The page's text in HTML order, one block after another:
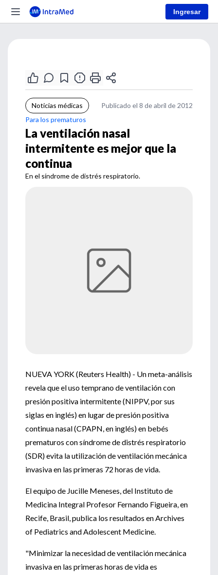
Ingresar
Noticias médicas
Publicado el 8 de abril de 2012
Para los prematuros
La ventilación nasal
intermitente es mejor que la
continua
En el síndrome de distrés respiratorio.
NUEVA YORK (Reuters Health) - Un meta-análisis
revela que el uso temprano de ventilación con
presión positiva intermitente (NIPPV, por sus
siglas en inglés) en lugar de presión positiva
continua nasal (CPAPN, en inglés) en bebés
prematuros con síndrome de distrés respiratorio
(SDR) evita la utilización de ventilación mecánica
invasiva en las primeras 72 horas de vida.
El equipo de Jucille Meneses, del Instituto de
Medicina Integral Profesor Fernando Figueira, en
Recife, Brasil, publica los resultados en Archives
of Pediatrics and Adolescent Medicine.
"Minimizar la necesidad de ventilación mecánica
invasiva en las primeras horas de vida es